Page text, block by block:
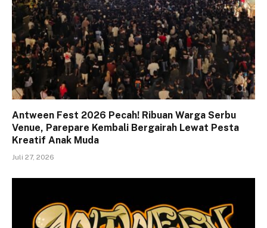
Antween Fest 2026 Pecah! Ribuan Warga Serbu
Venue, Parepare Kembali Bergairah Lewat Pesta
Kreatif Anak Muda
Juli 27, 2026